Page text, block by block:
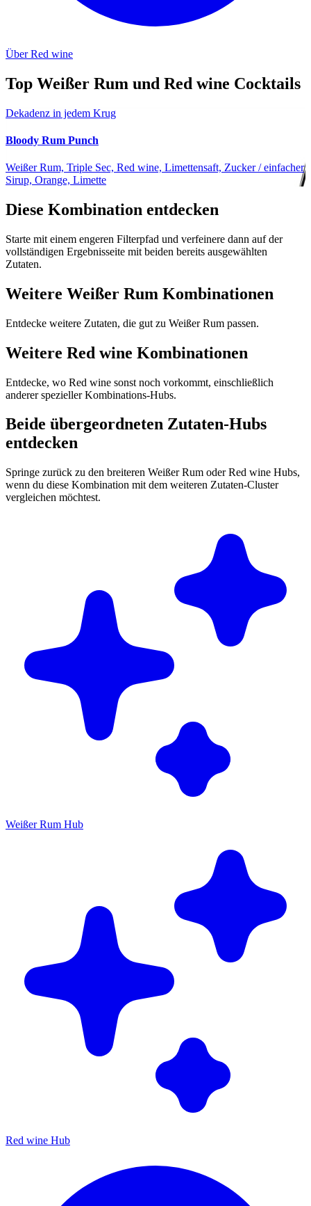
Über Red wine
Top Weißer Rum und Red wine Cocktails
Dekadenz in jedem Krug
Bloody Rum Punch
Weißer Rum, Triple Sec, Red wine, Limettensaft, Zucker / einfacher
Sirup, Orange, Limette
Diese Kombination entdecken
Starte mit einem engeren Filterpfad und verfeinere dann auf der
vollständigen Ergebnisseite mit beiden bereits ausgewählten
Zutaten.
Weitere Weißer Rum Kombinationen
Entdecke weitere Zutaten, die gut zu Weißer Rum passen.
Weitere Red wine Kombinationen
Entdecke, wo Red wine sonst noch vorkommt, einschließlich
anderer spezieller Kombinations-Hubs.
Beide übergeordneten Zutaten-Hubs
entdecken
Springe zurück zu den breiteren Weißer Rum oder Red wine Hubs,
wenn du diese Kombination mit dem weiteren Zutaten-Cluster
vergleichen möchtest.
Weißer Rum Hub
Red wine Hub